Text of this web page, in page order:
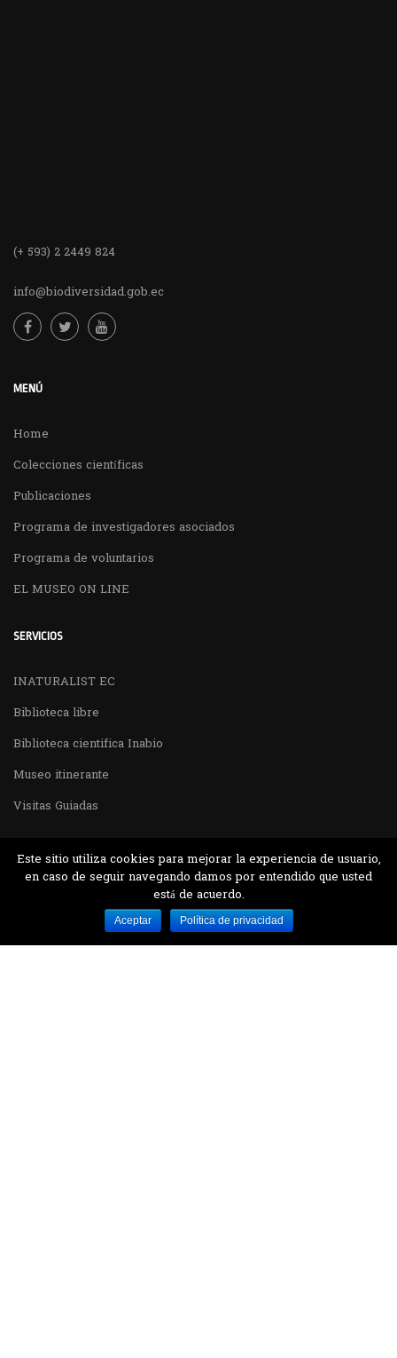
(+ 593) 2 2449 824
info@biodiversidad.gob.ec
MENÚ
Home
Colecciones científicas
Publicaciones
Programa de investigadores asociados
Programa de voluntarios
EL MUSEO ON LINE
SERVICIOS
INATURALIST EC
Biblioteca libre
Biblioteca cientifica Inabio
Museo itinerante
Visitas Guiadas
Desarrollado por MJTEC.
Este sitio utiliza cookies para mejorar la experiencia de usuario,
en caso de seguir navegando damos por entendido que usted
está de acuerdo.
Aceptar Política de privacidad